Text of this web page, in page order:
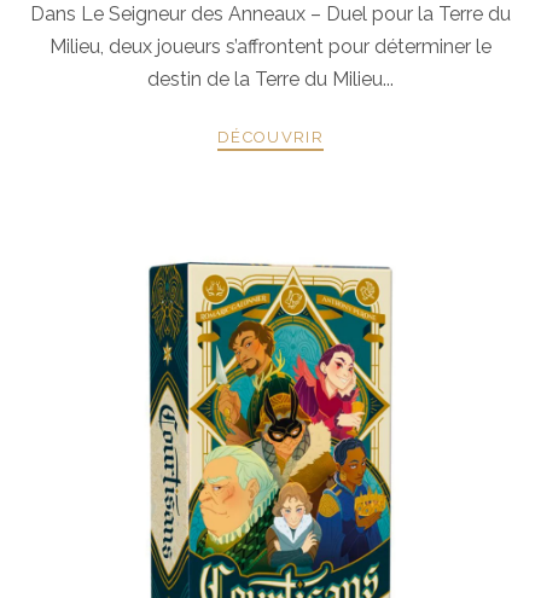
Dans Le Seigneur des Anneaux – Duel pour la Terre du
Milieu, deux joueurs s’affrontent pour déterminer le
destin de la Terre du Milieu...
DÉCOUVRIR